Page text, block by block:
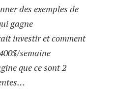
des exemples de
gagne
investir et comment
semaine
que ce sont 2